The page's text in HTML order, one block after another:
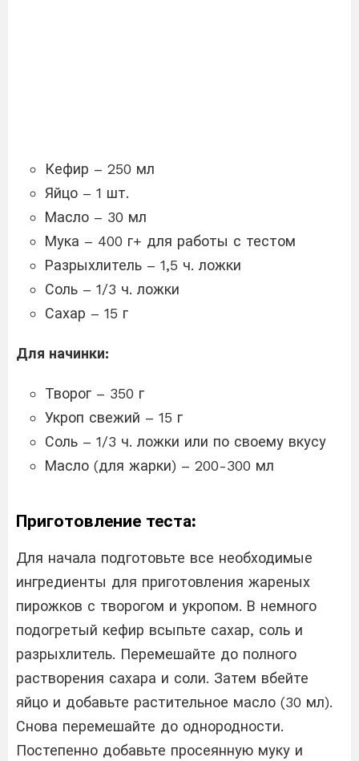
Кефир – 250 мл
Яйцо – 1 шт.
Масло – 30 мл
Мука – 400 г+ для работы с тестом
Разрыхлитель – 1,5 ч. ложки
Соль – 1/3 ч. ложки
Сахар – 15 г
Для начинки:
Творог – 350 г
Укроп свежий – 15 г
Соль – 1/3 ч. ложки или по своему вкусу
Масло (для жарки) – 200-300 мл
Приготовление теста:
Для начала подготовьте все необходимые
ингредиенты для приготовления жареных
пирожков с творогом и укропом. В немного
подогретый кефир всыпьте сахар, соль и
разрыхлитель. Перемешайте до полного
растворения сахара и соли. Затем вбейте
яйцо и добавьте растительное масло (30 мл).
Снова перемешайте до однородности.
Постепенно добавьте просеянную муку и